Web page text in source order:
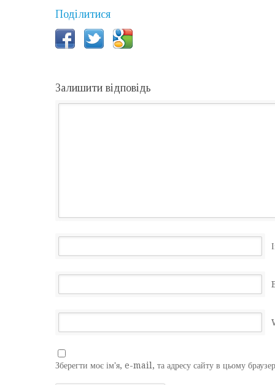
Поділитися
Залишити відповідь
Зберегти моє ім'я, e-mail, та адресу сайту в цьому